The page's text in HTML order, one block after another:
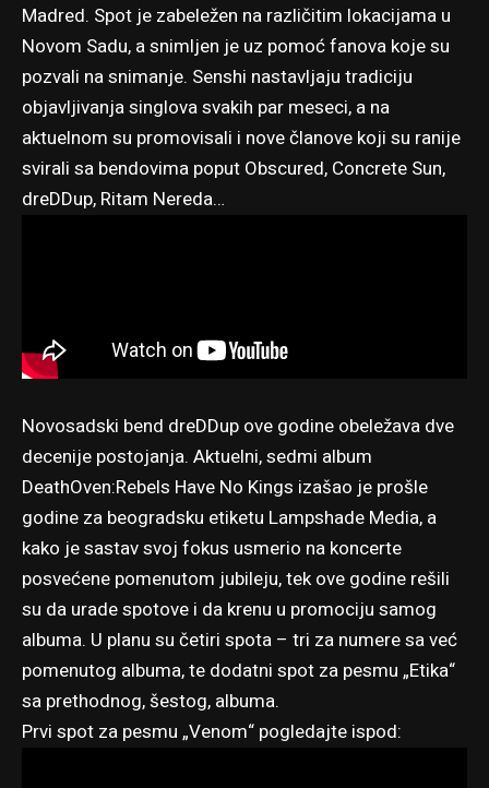
Madred. Spot je zabeležen na različitim lokacijama u
Novom Sadu, a snimljen je uz pomoć fanova koje su
pozvali na snimanje. Senshi nastavljaju tradiciju
objavljivanja singlova svakih par meseci, a na
aktuelnom su promovisali i nove članove koji su ranije
svirali sa bendovima poput Obscured, Concrete Sun,
dreDDup, Ritam Nereda…
Novosadski bend dreDDup ove godine obeležava dve
decenije postojanja. Aktuelni, sedmi album
DeathOven:Rebels Have No Kings izašao je prošle
godine za beogradsku etiketu Lampshade Media, a
kako je sastav svoj fokus usmerio na koncerte
posvećene pomenutom jubileju, tek ove godine rešili
su da urade spotove i da krenu u promociju samog
albuma. U planu su četiri spota – tri za numere sa već
pomenutog albuma, te dodatni spot za pesmu „Etika“
sa prethodnog, šestog, albuma.
Prvi spot za pesmu „Venom“ pogledajte ispod: